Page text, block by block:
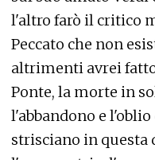
l'altro farò il critico
Peccato che non
altrimenti avrei fatto
Ponte, la morte in
l'abbandono e
strisciano in questa